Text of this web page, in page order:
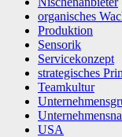
organisches
Produktion
Sensorik
Servicekonzept
strategisches
Teamkultur
USA